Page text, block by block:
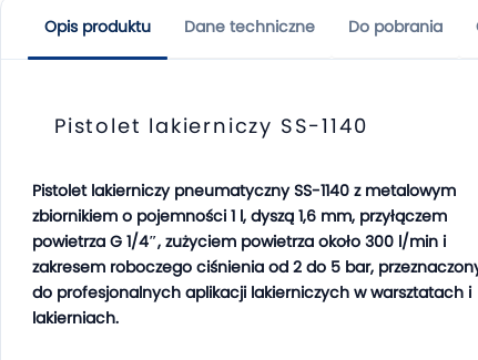
Opis produktu Dane techniczne Do pobrania
Pistolet lakierniczy SS-1140
Pistolet lakierniczy pneumatyczny SS-1140 z metalowym
zbiornikiem o pojemności 1 l, dyszą 1,6 mm, przyłączem
powietrza G 1/4″, zużyciem powietrza około 300 l/min i
zakresem roboczego ciśnienia od 2 do 5 bar,
do profesjonalnych aplikacji lakierniczych w warsztatach i
lakierniach.